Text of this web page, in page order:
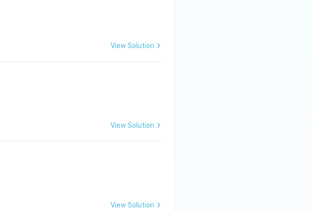
View Solution
View Solution
View Solution